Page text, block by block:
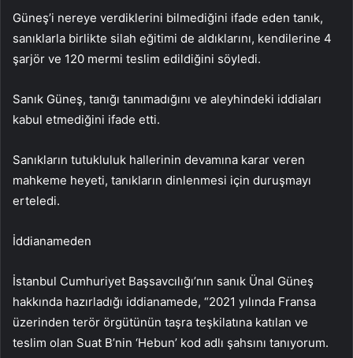
Güneş’i nereye verdiklerini bilmediğini ifade eden tanık,
sanıklarla birlikte silah eğitimi de aldıklarını, kendilerine 4
şarjör ve 120 mermi teslim edildiğini söyledi.
Sanık Güneş, tanığı tanımadığını ve aleyhindeki iddiaları
kabul etmediğini ifade etti.
Sanıkların tutukluluk hallerinin devamına karar veren
mahkeme heyeti, tanıkların dinlenmesi için duruşmayı
erteledi.
İddianameden
İstanbul Cumhuriyet Başsavcılığı’nın sanık Ünal Güneş
hakkında hazırladığı iddianamede, “2021 yılında Fransa
üzerinden terör örgütünün taşra teşkilatına katılan ve
teslim olan Suat B’nin ‘Hebun’ kod adlı şahsını tanıyorum.